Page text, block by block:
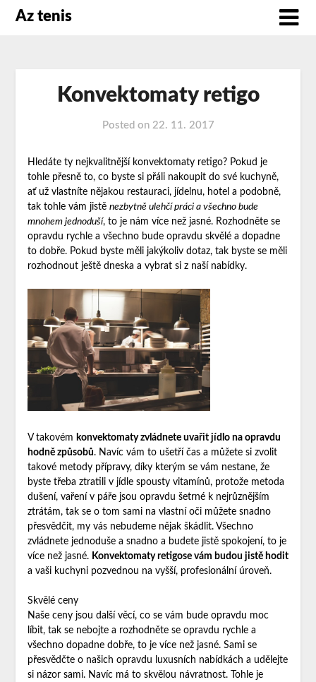
Az tenis
Konvektomaty retigo
Posted on 22. 11. 2017
Hledáte ty nejkvalitnější konvektomaty retigo? Pokud je
tohle přesně to, co byste si přáli nakoupit do své kuchyně,
ať už vlastníte nějakou restauraci, jídelnu, hotel a podobně,
tak tohle vám jistě nezbytně ulehčí práci a všechno bude
mnohem jednoduší, to je nám více než jasné. Rozhodněte se
opravdu rychle a všechno bude opravdu skvělé a dopadne
to dobře. Pokud byste měli jakýkoliv dotaz, tak byste se měli
rozhodnout ještě dneska a vybrat si z naší nabídky.
V takovém konvektomaty zvládnete uvařit jídlo na opravdu
hodně způsobů. Navíc vám to ušetří čas a můžete si zvolit
takové metody přípravy, díky kterým se vám nestane, že
byste třeba ztratili v jídle spousty vitamínů, protože metoda
dušení, vaření v páře jsou opravdu šetrné k nejrůznějším
ztrátám, tak se o tom sami na vlastní oči můžete snadno
přesvědčit, my vás nebudeme nějak škádlit. Všechno
zvládnete jednoduše a snadno a budete jistě spokojení, to je
více než jasné. Konvektomaty retigose vám budou jistě hodit
a vaši kuchyni pozvednou na vyšší, profesionální úroveň.
Skvělé ceny
Naše ceny jsou další věcí, co se vám bude opravdu moc
líbit, tak se nebojte a rozhodněte se opravdu rychle a
všechno dopadne dobře, to je více než jasné. Sami se
přesvědčte o našich opravdu luxusních nabídkách a udělejte
si názor sami. Navíc má to skvělou návratnost. Tohle je